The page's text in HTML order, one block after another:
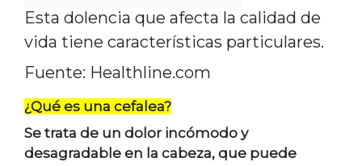
Esta dolencia que afecta la calidad de
vida tiene características particulares.
Fuente: Healthline.com
¿Qué es una cefalea?
Se trata de un dolor incómodo y
desagradable en la cabeza, que puede